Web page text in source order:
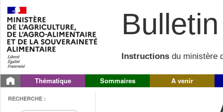
Instructions du ministère
Thématique Sommaires A venir
RECHERCHE :